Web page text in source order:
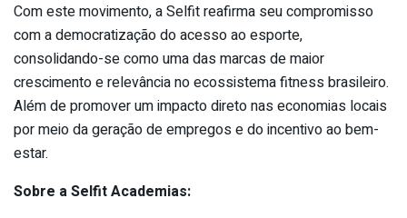
Com este movimento, a Selfit reafirma seu compromisso
com a democratização do acesso ao esporte,
consolidando-se como uma das marcas de maior
crescimento e relevância no ecossistema fitness brasileiro.
Além de promover um impacto direto nas economias locais
por meio da geração de empregos e do incentivo ao bem-
estar.
Sobre a Selfit Academias: